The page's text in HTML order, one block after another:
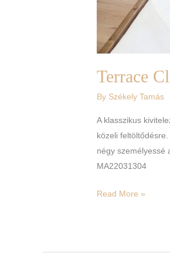
Terrace
By Székely Tamás
A klasszikus
közeli
négy személyessé
MA22031304
Read More »